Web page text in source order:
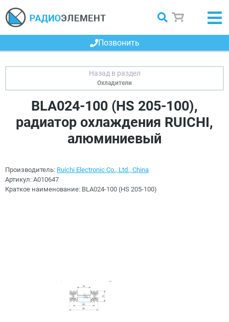
Позвонить
Охладители
BLA024-100 (HS 205-100),
радиатор охлаждения RUICHI,
алюминиевый
Производитель: Ruichi Electronic Co., Ltd., China
Артикул: A010647
Краткое наименование: BLA024-100 (HS 205-100)